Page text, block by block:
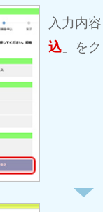
入力内
込 」を